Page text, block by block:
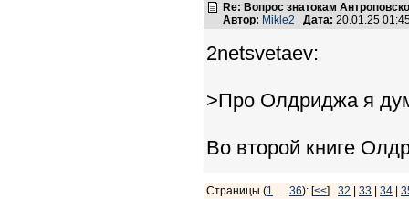
Re: Вопрос знатокам
Автор: Mikle2 Дата: 20.01.25
2netsvetaev:
>Про Олдриджа я
Во второй книге
Страницы (1 … 36): [<<] 32 33 34